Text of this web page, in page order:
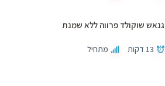
גנאש שוקולד פרווה ללא שמנת
13 דקות מתחיל